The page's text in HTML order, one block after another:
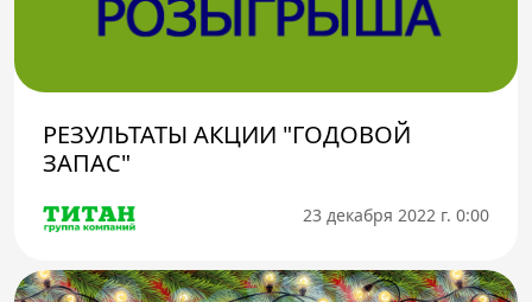
РЕЗУЛЬТАТЫ АКЦИИ "ГОДОВОЙ
ЗАПАС"
23 декабря 2022 г. 0:00